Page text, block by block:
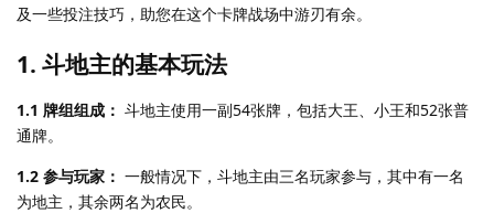
及一些投注技巧，助您在这个卡牌战场中游刃有余。
1. 斗地主的基本玩法
1.1 牌组组成： 斗地主使用一副54张牌，包括大王、小王和52张普
通牌。
1.2 参与玩家： 一般情况下，斗地主由三名玩家参与，其中有一名
为地主，其余两名为农民。